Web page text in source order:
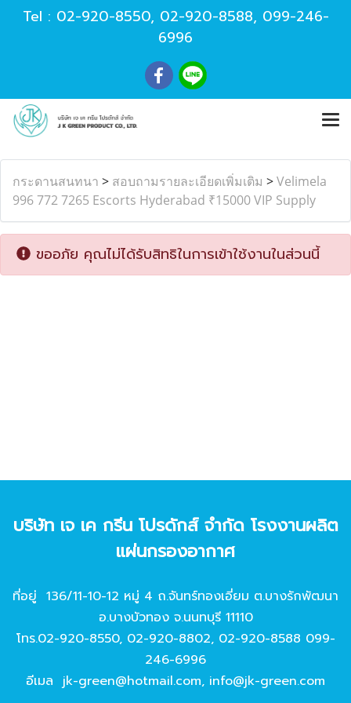
Tel : 02-920-8550, 02-920-8588, 099-246-
6996
กระดานสนทนา > สอบถามรายละเอียดเพิ่มเติม >Velimela
996 772 7265 Escorts Hyderabad ₹15000 VIP Supply
ขออภัย คุณไม่ได้รับสิทธิในการเข้าใช้งานในส่วนนี้
บริษัท เจ เค กรีน โปรดักส์ จํากัด โรงงานผลิต
แผ่นกรองอากาศ
ที่อยู่ 136/11-10-12 หมู่ 4 ถ.จันทร์ทองเอี่ยม ต.บางรักพัฒนา
อ.บางบัวทอง จ.นนทบุรี 11110
โทร.02-920-8550, 02-920-8802, 02-920-8588 099-
246-6996
อีเมล jk-green@hotmail.com, info@jk-green.com